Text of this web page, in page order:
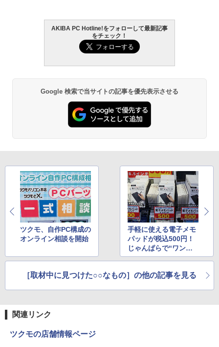
AKIBA PC Hotline!をフォローして最新記事
をチェック！
Google 検索で当サイトの記事を優先表示させる
ツクモ、自作PC構成の
オンライン相談を開始
手軽に使える電子メモ
パッドが税込500円！
じゃんぱらで“ワンコ
インセール”
［取材中に見つけた○○なもの］の他の記事を見る
関連リンク
ツクモの店舗情報ページ